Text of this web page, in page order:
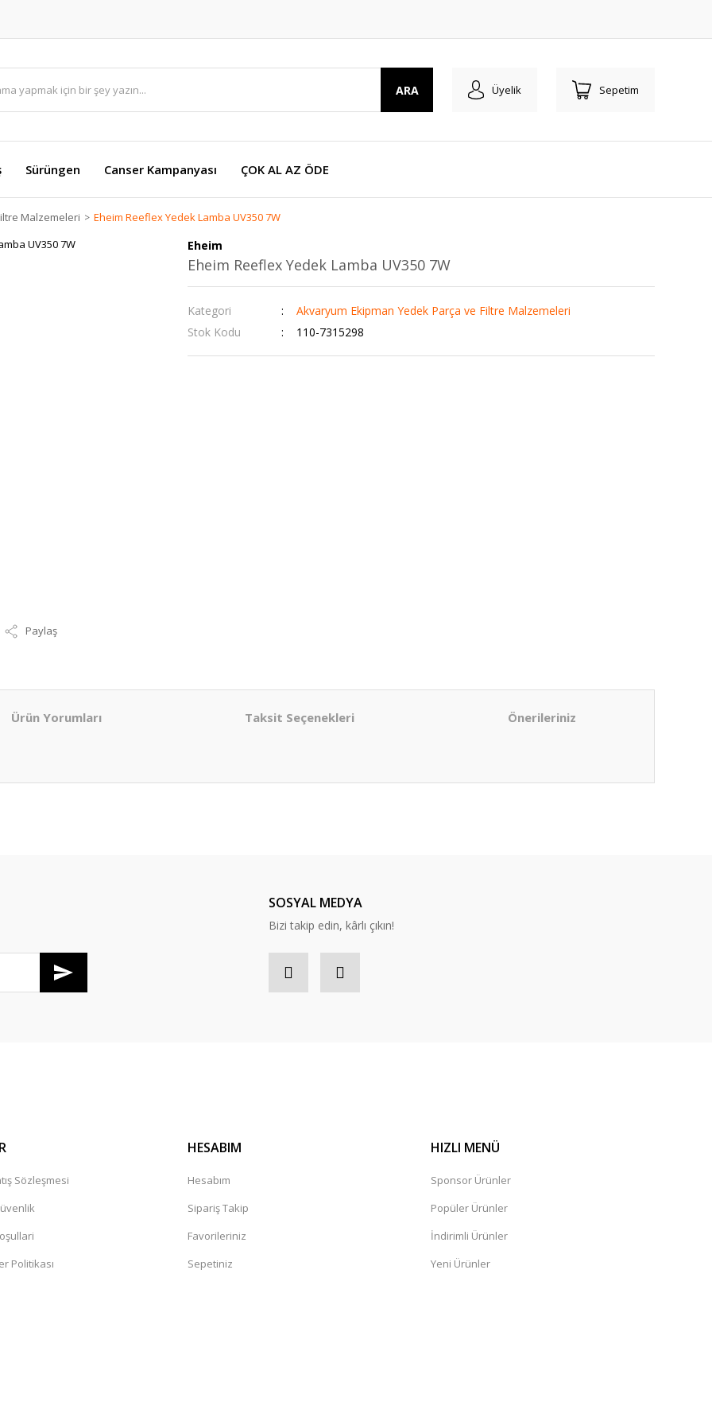
ARA Üyelik Sepetim
Sürüngen Canser Kampanyası ÇOK AL AZ ÖDE
Malzemeleri Eheim Reeflex Yedek Lamba UV350 7W
Paylaş
Eheim
Eheim Reeflex Yedek Lamba UV350 7W
Kategori
Akvaryum Ekipman Yedek Parça ve Filtre Malzemeleri
Stok Kodu
110-7315298
Ürün Yorumları Taksit Seçenekleri Önerileriniz
SOSYAL MEDYA
Bizi takip edin, kârlı çıkın!
Sözleşmesi
Politikası
HESABIM
Hesabım
Sipariş Takip
Favorileriniz
Sepetiniz
HIZLI MENÜ
Sponsor Ürünler
Popüler Ürünler
İndirimli Ürünler
Yeni Ürünler